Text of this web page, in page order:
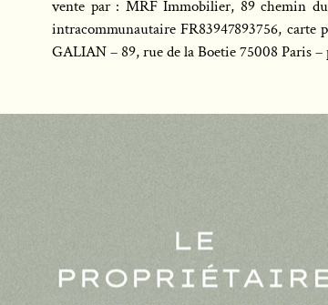
vente par : MRF Immobilier, 89 chemin
intracommunautaire FR83947893756, carte
GALIAN – 89, rue de la Boetie 75008 Paris